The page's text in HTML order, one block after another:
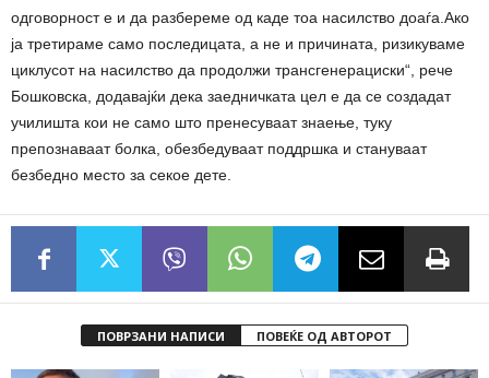
одговорност е и да разбереме од каде тоа насилство доаѓа.Ако
ја третираме само последицата, а не и причината, ризикуваме
циклусот на насилство да продолжи трансгенерациски“, рече
Бошковска, додавајќи дека заедничката цел е да се создадат
училишта кои не само што пренесуваат знаење, туку
препознаваат болка, обезбедуваат поддршка и стануваат
безбедно место за секое дете.
ПОВРЗАНИ НАПИСИ ПОВЕЌЕ ОД АВТОРОТ